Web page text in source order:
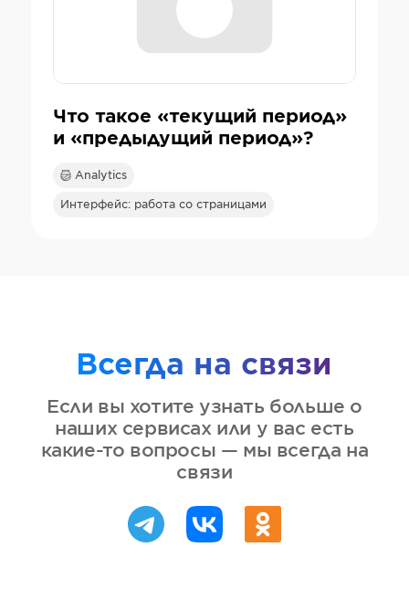
Что такое «текущий период»
и «предыдущий период»?
Analytics
Интерфейс: работа со страницами
Всегда на связи
Если вы хотите узнать больше о
наших сервисах или у вас есть
какие-то вопросы — мы всегда на
связи